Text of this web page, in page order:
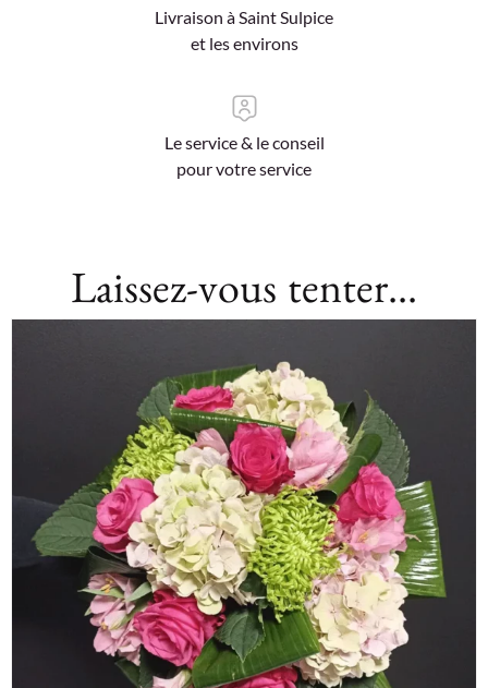
Livraison à Saint Sulpice
et les environs
Le service & le conseil
pour votre service
Laissez-vous tenter...